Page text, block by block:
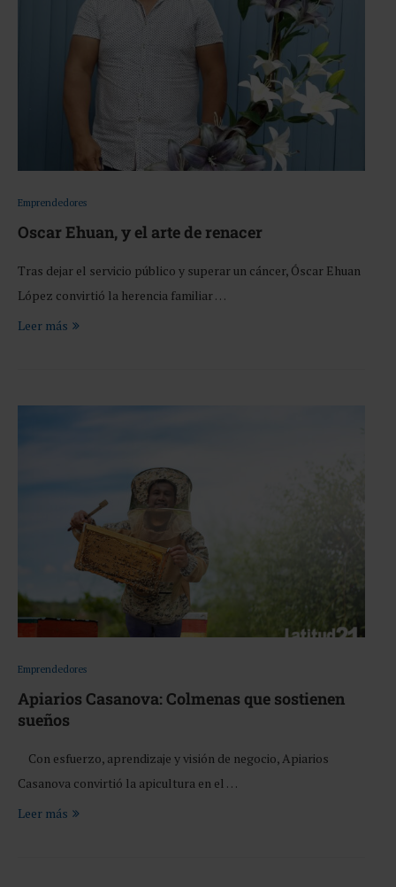
Emprendedores
Oscar Ehuan, y el arte de renacer
Tras dejar el servicio público y superar un cáncer, Óscar Ehuan
López convirtió la herencia familiar …
Leer más
Emprendedores
Apiarios Casanova: Colmenas que sostienen
sueños
Con esfuerzo, aprendizaje y visión de negocio, Apiarios
Casanova convirtió la apicultura en el …
Leer más